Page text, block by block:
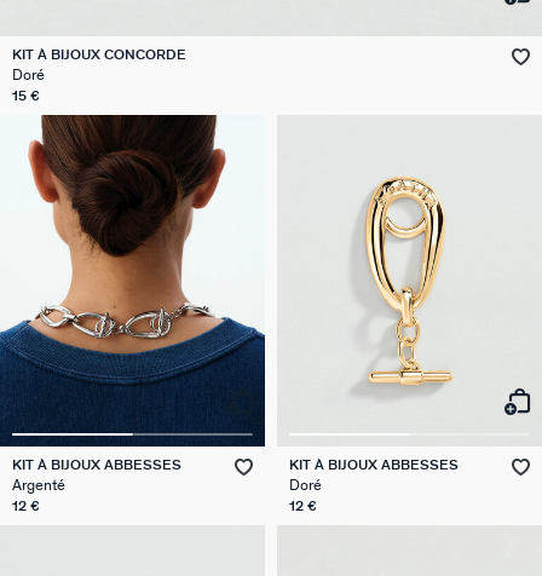
VICTOIRE
GÉNÉRATION AGATHA
SUR LA PEAU
KIT À BIJOUX CONCORDE
Doré
15 €
KIT À BIJOUX ABBESSES
Argenté
12 €
KIT À BIJOUX ABBESSES
Doré
12 €